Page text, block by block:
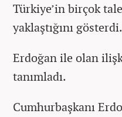
Türkiye’in birçok
yaklaştığını gösterdi.
Erdoğan ile olan
tanımladı.
Cumhurbaşkanı